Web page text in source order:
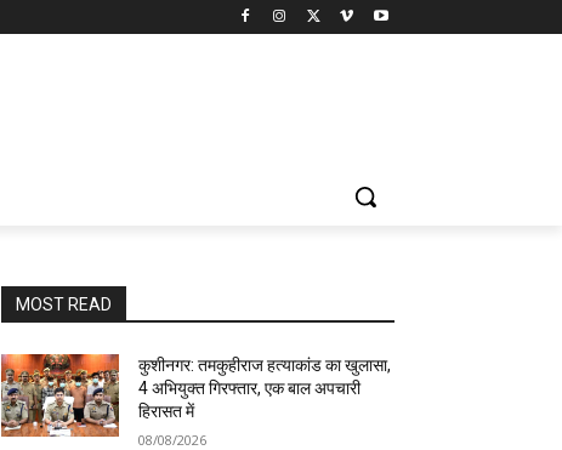
MOST READ
कुशीनगर: तमकुहीराज हत्याकांड का खुलासा,
4 अभियुक्त गिरफ्तार, एक बाल अपचारी
हिरासत में
08/08/2026